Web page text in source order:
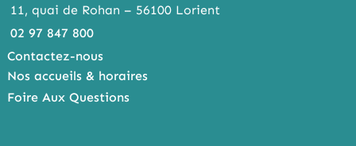
11, quai de Rohan – 56100 Lorient
02 97 847 800
Contactez-nous
Nos accueils & horaires
Foire Aux Questions